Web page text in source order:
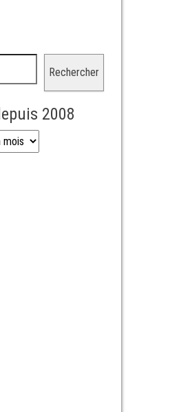
Rechercher
2008
2008